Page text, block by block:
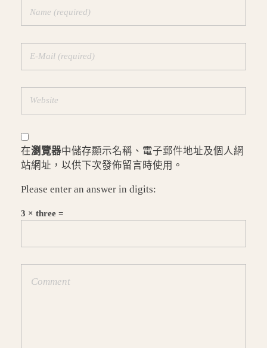
在瀏覽器中儲存顯示名稱、電子郵件地址及個人網
站網址，以供下次發佈留言時使用。
Please enter an answer in digits:
3 × three =